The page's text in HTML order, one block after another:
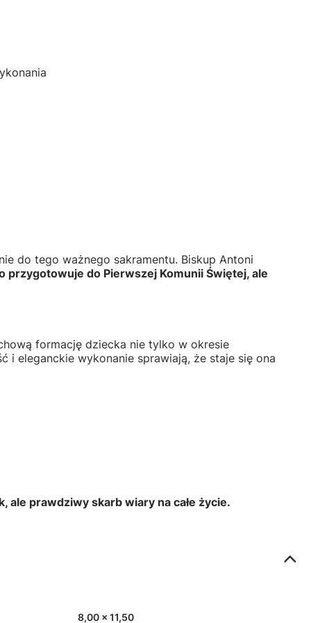
do tego ważnego sakramentu. Biskup Antoni
przygotowuje do Pierwszej Komunii Świętej, ale
formację dziecka nie tylko w okresie
i eleganckie wykonanie sprawiają, że staje się ona
prawdziwy skarb wiary na całe życie.
8,00 x 11,50